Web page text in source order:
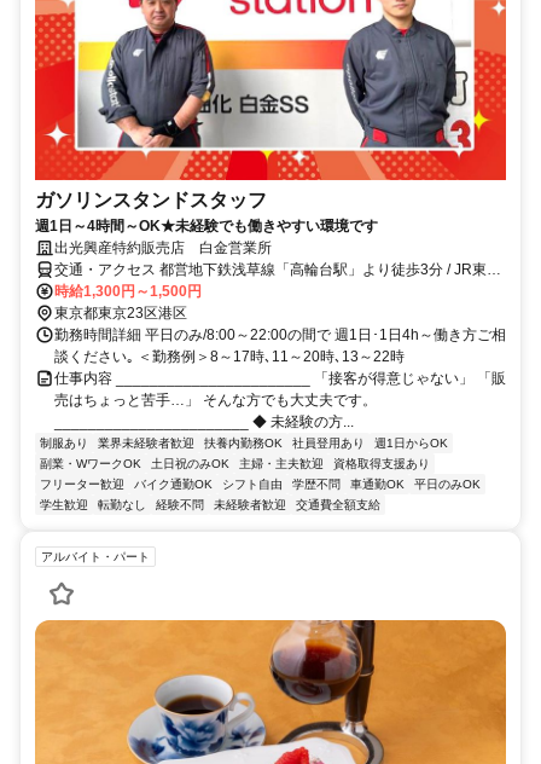
ガソリンスタンドスタッフ
週1日～4時間～OK★未経験でも働きやすい環境です
出光興産特約販売店 白金営業所
交通・アクセス 都営地下鉄浅草線「高輪台駅」より徒歩3分 / JR東日
本山手線、東急電鉄、都営浅草線「五反田駅」より徒歩11分
時給1,300円～1,500円
東京都東京23区港区
勤務時間詳細 平日のみ/8:00～22:00の間で 週1日･1日4h～働き方ご相
談ください｡ ＜勤務例＞8～17時､11～20時､13～22時
仕事内容 _______________________ 「接客が得意じゃない」 「販
売はちょっと苦手…」 そんな方でも大丈夫です。
_______________________ ◆ 未経験の方...
制服あり 業界未経験者歓迎 扶養内勤務OK 社員登用あり
週1日からOK
副業・WワークOK
土日祝のみOK 主婦・主夫歓迎
資格取得支援あり
フリーター歓迎
バイク通勤OK シフト自由 学歴不問 車通勤OK
平日のみOK
学生歓迎
転勤なし 経験不問 未経験者歓迎 交通費全額支給
アルバイト・パート